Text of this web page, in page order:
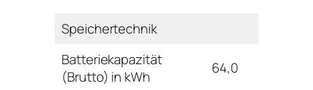
Speichertechnik
Batteriekapazität
(Brutto) in kWh
64,0